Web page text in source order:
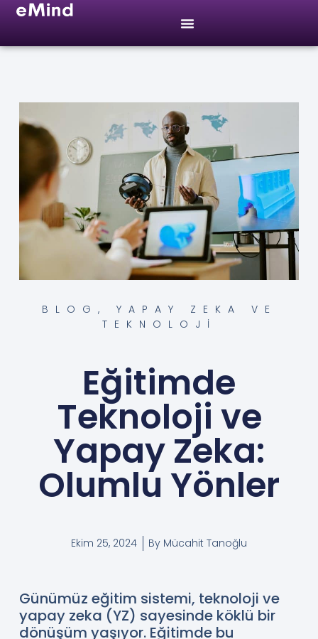
BLOG , YAPAY ZEKA VE
TEKNOLOJI
Eğitimde
Teknoloji ve
Yapay Zeka:
Olumlu Yönler
Ekim 25, 2024 By Mücahit Tanoğlu
Günümüz eğitim sistemi, teknoloji ve
yapay zeka (YZ) sayesinde köklü bir
dönüşüm yaşıyor. Eğitimde bu